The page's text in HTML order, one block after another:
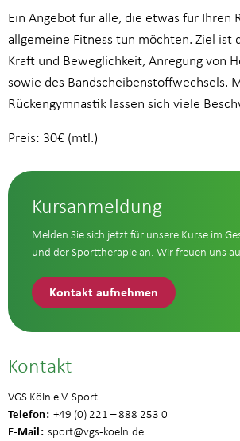
Ein Angebot für alle, die etwas für Ihren
allgemeine Fitness tun möchten. Ziel ist
Kraft und Beweglichkeit, Anregung von
sowie des Bandscheibenstoffwechsels.
Rückengymnastik lassen sich viele
Preis: 30€ (mtl.)
Kursanmeldung
Melden Sie sich jetzt für unsere Kurse im
und der Sporttherapie an. Wir freuen uns
Kontakt aufnehmen
Kontakt
VGS Köln e.V. Sport
Telefon +49 (0) 221 – 888 253 0
E-Mail sport@vgs-koeln.de